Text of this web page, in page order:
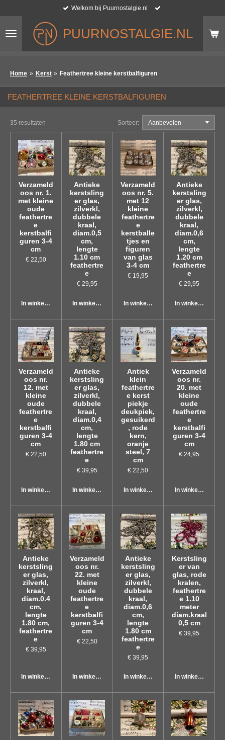
naar
hoofdinhoud
PUURNOSTALGIE.NL
Welkom bij Puurnostalgie.nl
Home » Kerst » Feathertree kleine kerstbalfiguren
FEATHERTREE KLEINE KERSTBALFIGUREN
35 resultaten Sorteer:
Verzameld
oos nr. 1.
met kleine
oude
feathertre
e
kerstbalfi
guren 3-4
cm
€ 22,50
In winkelwagen
Antieke
kerstsling
er glas,
zilverkl,
dubbele
kraal,
diam.0,5
cm,
lengte
1.10 cm
feathertre
e
€ 29,95
In winkelwagen
Verzameld
oos nr. 5.
met 12
kleine
feathertre
e
kerstballe
tjes en
figuren
van glas
3-4 cm
€ 19,95
In winkelwagen
Antieke
kerstsling
er glas,
zilverkl,
dubbele
kraal,
diam.0,6
cm,
lengte
1.20 cm
feathertre
e
€ 29,95
In winkelwagen
Verzameld
oos nr.
12. met
kleine
oude
feathertre
e
kerstbalfi
guren 3-4
cm
€ 22,50
In winkelwagen
Antieke
kerstsling
er glas,
zilverkl,
dubbele
kraal,
diam.0,4
cm,
lengte
1.80 cm
feathertre
e
€ 39,95
In winkelwagen
Antiek
klein
feathertre
e kerst
piekje
deukpiek,
gesuikerd
, rode
kern,
oranje
steel, 7
cm
€ 22,50
In winkelwagen
Verzameld
oos nr.
20. met
kleine
oude
feathertre
e
kerstbalfi
guren 3-4
cm
€ 24,95
In winkelwagen
Antieke
kerstsling
er glas,
zilverkl,
kraal,
diam.0.4
cm,
lengte
1.80 cm,
feathertre
e
€ 39,95
In winkelwagen
Verzameld
oos nr.
22. met
kleine
oude
feathertre
e
kerstbalfi
guren 3-4
cm
€ 22,50
In winkelwagen
Antieke
kerstsling
er glas,
zilverkl,
dubbele
kraal,
diam.0,6
cm,
lengte
1.80 cm
feathertre
e
€ 39,95
In winkelwagen
Kerstsling
er van
glas, rode
kralen,
feathertre
e 1.10
meter
diam.kraal
0,5 cm
€ 39,95
In winkelwagen